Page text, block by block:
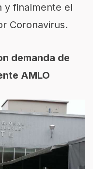
y finalmente el
Coronavirus.
demanda de
AMLO